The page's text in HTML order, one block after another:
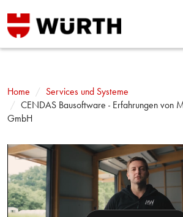
Home
Services und Systeme
CENDAS Bausoftware - Erfahrungen von
GmbH